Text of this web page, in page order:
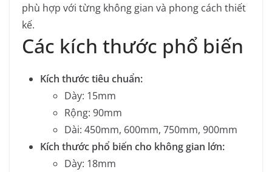
phù hợp với từng không gian và phong cách thiết
kế.
Các kích thước phổ biến
Kích thước tiêu chuẩn:
Dày: 15mm
Rộng: 90mm
Dài: 450mm, 600mm, 750mm, 900mm
Kích thước phổ biến cho không gian lớn:
Dày: 18mm